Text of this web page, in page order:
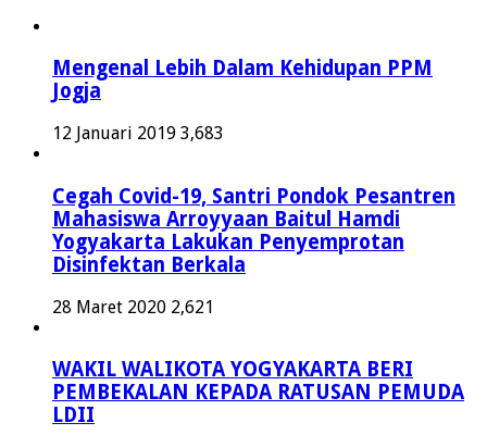
Mengenal Lebih Dalam Kehidupan PPM
Jogja
12 Januari 2019 3,683
Cegah Covid-19, Santri Pondok Pesantren
Mahasiswa Arroyyaan Baitul Hamdi
Yogyakarta Lakukan Penyemprotan
Disinfektan Berkala
28 Maret 2020 2,621
WAKIL WALIKOTA YOGYAKARTA BERI
PEMBEKALAN KEPADA RATUSAN PEMUDA
LDII